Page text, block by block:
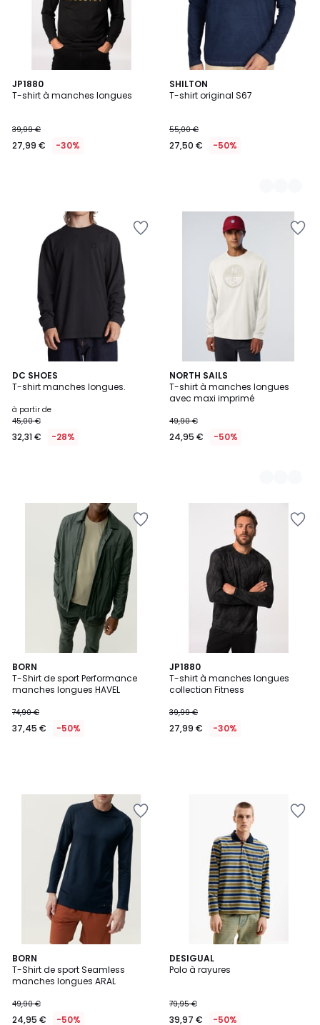
JP1880
T-shirt à manches longues
39,99 €
27,99 € -30%
SHILTON
T-shirt original S67
55,00 €
27,50 € -50%
3
Couleurs
DC SHOES
T-shirt manches longues.
à partir de
45,00 €
32,31 € -28%
NORTH SAILS
T-shirt à manches longues
avec maxi imprimé
49,90 €
24,95 € -50%
4
Couleurs
BORN
T-Shirt de sport Performance
manches longues HAVEL
74,90 €
37,45 € -50%
JP1880
T-shirt à manches longues
collection Fitness
39,99 €
27,99 € -30%
BORN
T-Shirt de sport Seamless
manches longues ARAL
49,90 €
24,95 € -50%
DESIGUAL
Polo à rayures
79,95 €
39,97 € -50%